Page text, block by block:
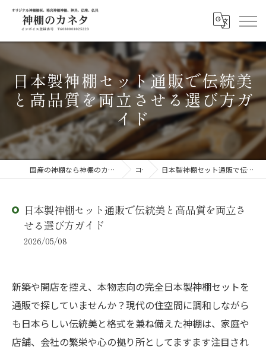
日本製神棚セット通販で伝統美
と高品質を両立させる選び方ガ
イド
国産の神棚なら神棚のカネタ ～日々のしあわせを感じる物を～ コラム 日本製神棚セット通販で伝統美と高品質を両立させる選び方ガイド
日本製神棚セット通販で伝統美と高品質を両立さ
せる選び方ガイド
2026/05/08
新築や開店を控え、本物志向の完全日本製神棚セットを
通販で探していませんか？現代の住空間に調和しながら
も日本らしい伝統美と格式を兼ね備えた神棚は、家庭や
店舗、会社の繁栄や心の拠り所としてますます注目され